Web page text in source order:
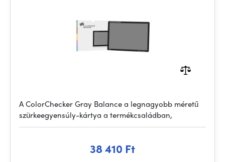
A ColorChecker Gray Balance a legnagyobb méretű
szürkeegyensúly-kártya a termékcsaládban,
38 410 Ft